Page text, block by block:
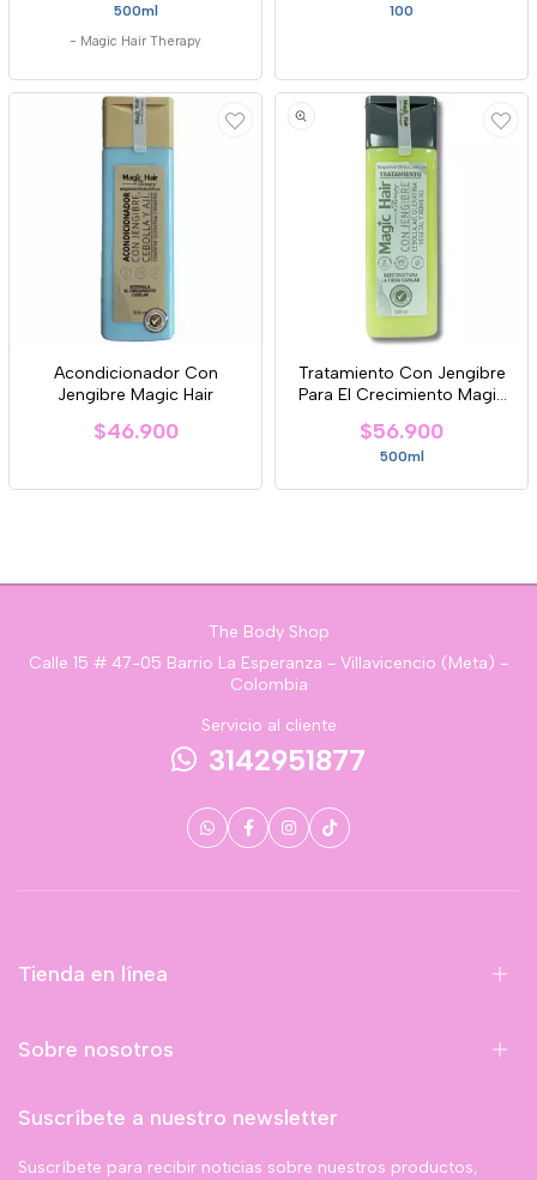
500ml
- Magic Hair Therapy
100
Acondicionador Con
Jengibre Magic Hair
$46.900
Tratamiento Con Jengibre
Para El Crecimiento Magic
$56.900
500ml
The Body Shop
Calle 15 # 47-05 Barrio La Esperanza - Villavicencio (Meta) -
Colombia
Servicio al cliente
3142951877
Tienda en línea
Sobre nosotros
Suscríbete a nuestro newsletter
Suscríbete para recibir noticias sobre nuestros productos,